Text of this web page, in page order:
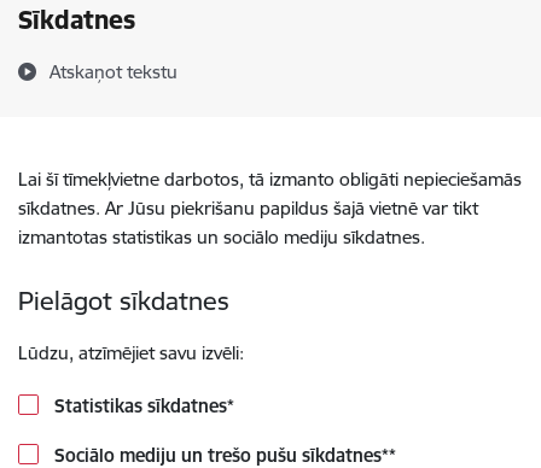
Sīkdatnes
Atskaņot tekstu
Lai šī tīmekļvietne darbotos, tā izmanto obligāti nepieciešamās
sīkdatnes. Ar Jūsu piekrišanu papildus šajā vietnē var tikt
izmantotas statistikas un sociālo mediju sīkdatnes.
Pielāgot sīkdatnes
Lūdzu, atzīmējiet savu izvēli:
Statistikas sīkdatnes*
Sociālo mediju un trešo pušu sīkdatnes**